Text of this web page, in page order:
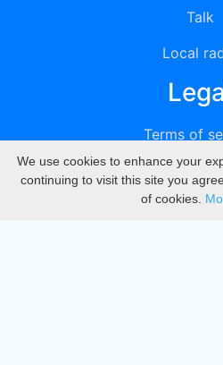
Talk
Local
Terms of
DMCA
We use cookies to enhance your
continuing to visit this site you
of cookies.